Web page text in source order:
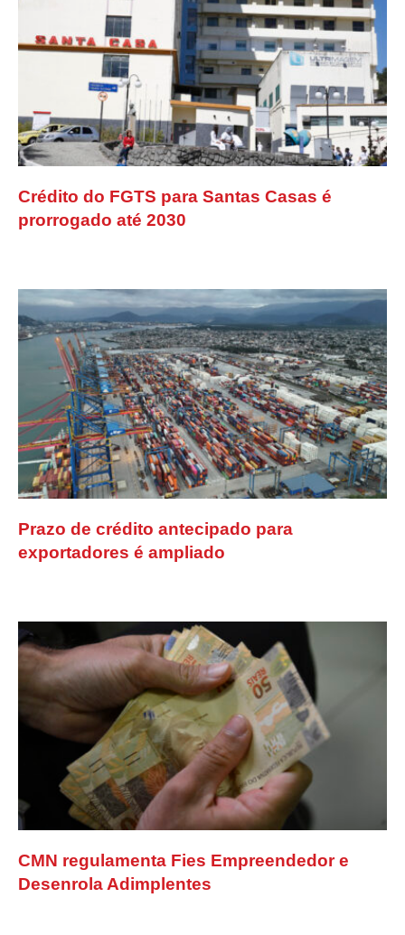
Crédito do FGTS para Santas Casas é
prorrogado até 2030
Prazo de crédito antecipado para
exportadores é ampliado
CMN regulamenta Fies Empreendedor e
Desenrola Adimplentes